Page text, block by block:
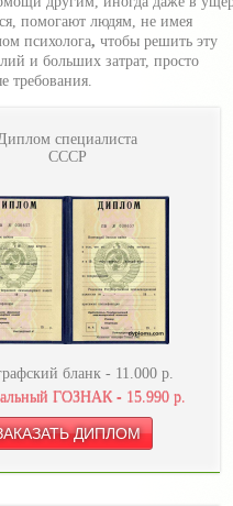
помогают людям, не имея
психолога, чтобы решить эту
и больших затрат, просто
требования.
специалиста
СССР
бланк - 11.000 р.
ГОЗНАК - 15.990 р.